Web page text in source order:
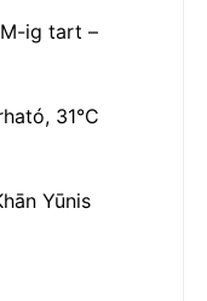
ig tart –
31°C
Yūnis